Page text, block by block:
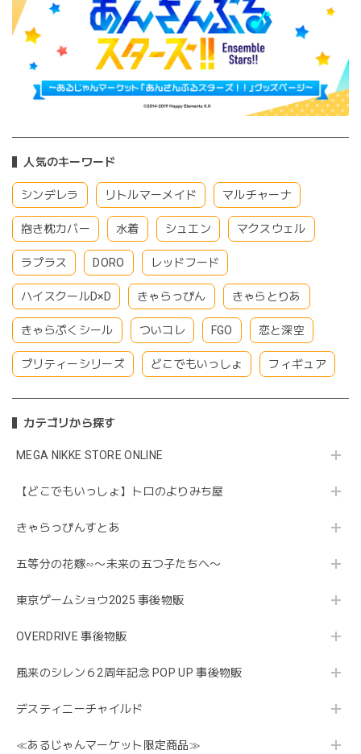
人気のキーワード
シンデレラ リトルマーメイド マルチャーナ
抱き枕カバー 水着 シュエン マクスウェル
ラプラス DORO レッドフード
ハイスクールD×D きゃらっぴん きゃらとりあ
きゃらぷくシール ついコレ FGO 恋と深空
プリティーシリーズ どこでもいっしょ フィギュア
カテゴリから探す
MEGA NIKKE STORE ONLINE
【どこでもいっしょ】トロのよりみち屋
きゃらっぴんすとあ
五等分の花嫁∽〜未来の五つ子たちへ〜
東京ゲームショウ2025 事後物販
OVERDRIVE 事後物販
風来のシレン６2周年記念 POP UP 事後物販
デスティニーチャイルド
≪あるじゃんマーケット限定商品≫